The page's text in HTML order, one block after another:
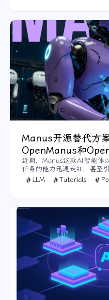
Manus开源替代方
OpenManus和
近期，Manus这款AI智能体
任务的能力迅速走红，甚至
狂热现象。但在高昂的邀请
速行动起来，推出了几款功
个人都能体验AI智能体的革命
LLM Tutorials